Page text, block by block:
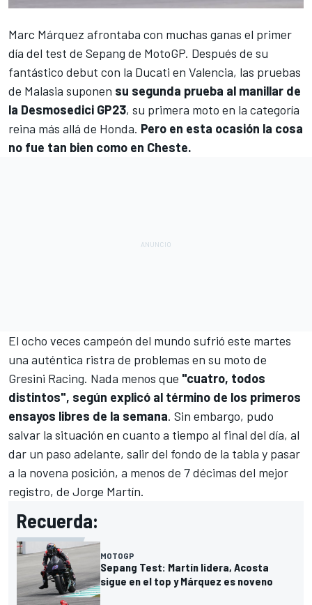
Marc Márquez afrontaba con muchas ganas el primer
día del test de Sepang de MotoGP. Después de su
fantástico debut con la Ducati en Valencia, las pruebas
de Malasia suponen su segunda prueba al manillar de
la Desmosedici GP23, su primera moto en la categoría
reina más allá de Honda. Pero en esta ocasión la cosa
no fue tan bien como en Cheste.
El ocho veces campeón del mundo sufrió este martes
una auténtica ristra de problemas en su moto de
Gresini Racing. Nada menos que "cuatro, todos
distintos", según explicó al término de los primeros
ensayos libres de la semana. Sin embargo, pudo
salvar la situación en cuanto a tiempo al final del día, al
dar un paso adelante, salir del fondo de la tabla y pasar
a la novena posición, a menos de 7 décimas del mejor
registro, de Jorge Martín.
Recuerda:
MOTOGP
Sepang Test: Martín lidera, Acosta
sigue en el top y Márquez es noveno